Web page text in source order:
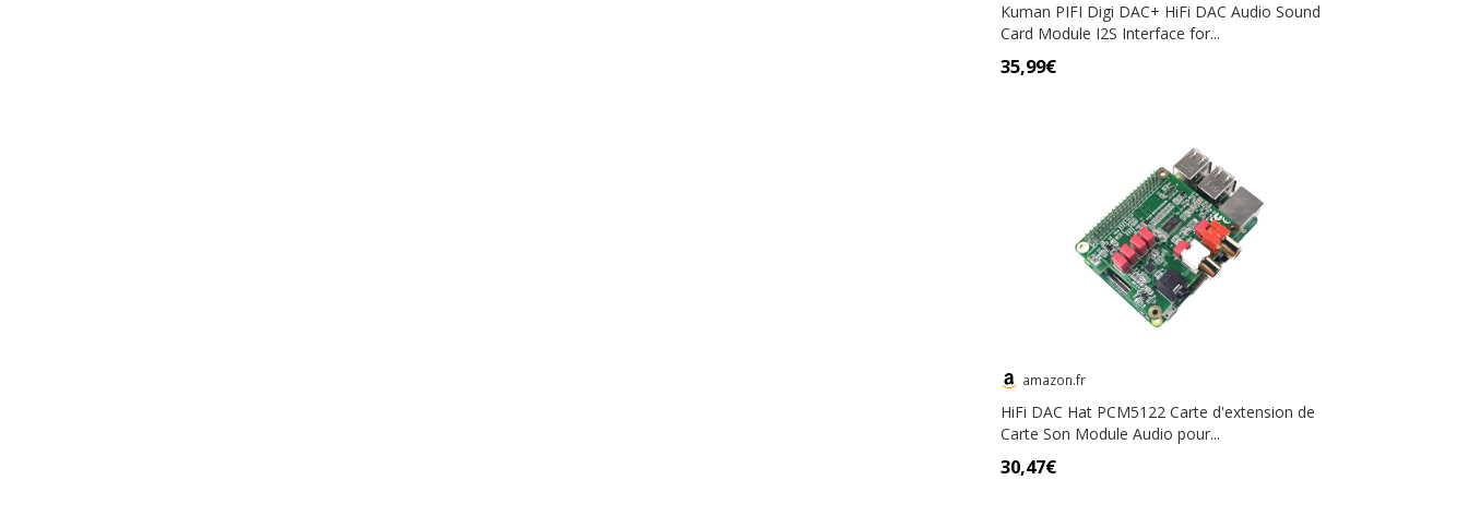
Kuman PIFI Digi DAC+ HiFi DAC Audio Sound
Card Module I2S Interface for...
35,99€
amazon.fr
HiFi DAC Hat PCM5122 Carte d'extension de
Carte Son Module Audio pour...
30,47€